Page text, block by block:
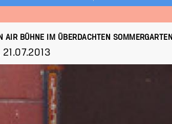
AIR BÜHNE IM ÜBERDACHTEN SOMMERGARTEN
21.07.2013